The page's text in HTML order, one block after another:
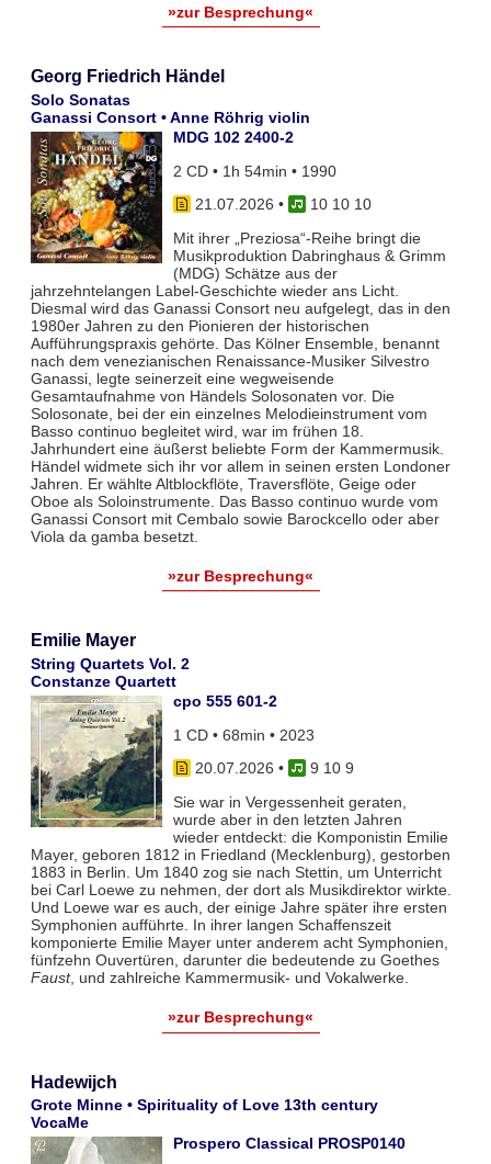
»zur Besprechung«
Georg Friedrich Händel
Solo Sonatas
Ganassi Consort • Anne Röhrig violin
MDG 102 2400-2
2 CD • 1h 54min • 1990
21.07.2026 •
10 10 10
Mit ihrer „Preziosa“-Reihe bringt die
Musikproduktion Dabringhaus & Grimm
(MDG) Schätze aus der
jahrzehntelangen Label-Geschichte wieder ans Licht.
Diesmal wird das Ganassi Consort neu aufgelegt, das in den
1980er Jahren zu den Pionieren der historischen
Aufführungspraxis gehörte. Das Kölner Ensemble, benannt
nach dem venezianischen Renaissance-Musiker Silvestro
Ganassi, legte seinerzeit eine wegweisende
Gesamtaufnahme von Händels Solosonaten vor. Die
Solosonate, bei der ein einzelnes Melodieinstrument vom
Basso continuo begleitet wird, war im frühen 18.
Jahrhundert eine äußerst beliebte Form der Kammermusik.
Händel widmete sich ihr vor allem in seinen ersten Londoner
Jahren. Er wählte Altblockflöte, Traversflöte, Geige oder
Oboe als Soloinstrumente. Das Basso continuo wurde vom
Ganassi Consort mit Cembalo sowie Barockcello oder aber
Viola da gamba besetzt.
»zur Besprechung«
Emilie Mayer
String Quartets Vol. 2
Constanze Quartett
cpo 555 601-2
1 CD • 68min • 2023
20.07.2026 •
9 10 9
Sie war in Vergessenheit geraten,
wurde aber in den letzten Jahren
wieder entdeckt: die Komponistin Emilie
Mayer, geboren 1812 in Friedland (Mecklenburg), gestorben
1883 in Berlin. Um 1840 zog sie nach Stettin, um Unterricht
bei Carl Loewe zu nehmen, der dort als Musikdirektor wirkte.
Und Loewe war es auch, der einige Jahre später ihre ersten
Symphonien aufführte. In ihrer langen Schaffenszeit
komponierte Emilie Mayer unter anderem acht Symphonien,
fünfzehn Ouvertüren, darunter die bedeutende zu Goethes
Faust, und zahlreiche Kammermusik- und Vokalwerke.
»zur Besprechung«
Hadewijch
Grote Minne • Spirituality of Love 13th century
VocaMe
Prospero Classical PROSP0140